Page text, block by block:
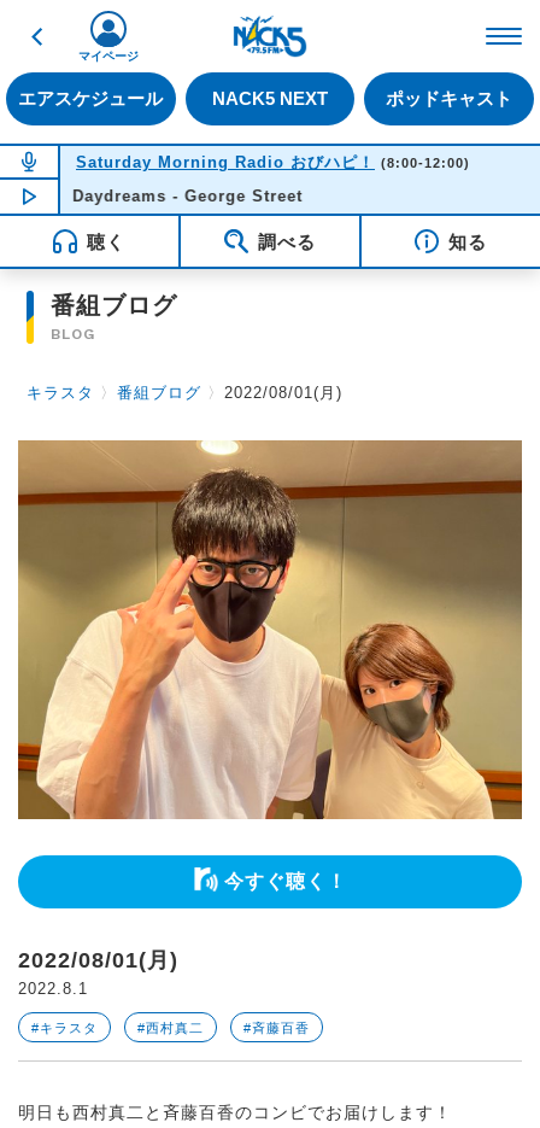
戻る
エアスケジュール NACK5 NEXT ポッドキャスト
マイページ
NOW ON AIR
Saturday Morning Radio おびハピ！ (8:00-12:00)
NOW PLAYING 11:49
Daydreams - George Street
聴く 調べる 知る
番組ブログ
BLOG
キラスタ 〉番組ブログ 〉2022/08/01(月)
今すぐ聴く！
2022/08/01(月)
2022.8.1
#キラスタ #西村真二 #斉藤百香
明日も西村真二と斉藤百香のコンビでお届けします！